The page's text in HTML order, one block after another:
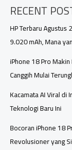
8:
Inovasi
Lipat
yang
Makin
Futuristik
dan
Premium
RECENT
HP Terbaru Agustus
9.020 mAh, Mana
iPhone 18 Pro
Canggih Mulai
Kacamata AI Viral di
Teknologi Baru Ini
Bocoran iPhone 18
Revolusioner yang